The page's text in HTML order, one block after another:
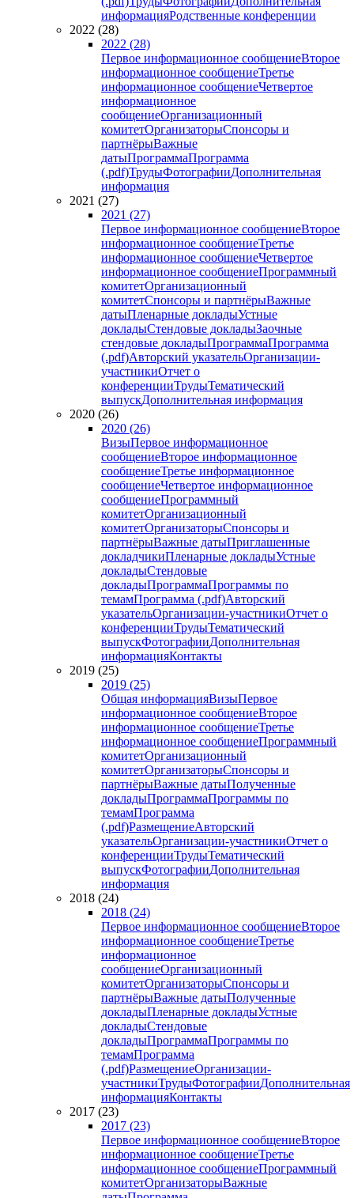
информацияРодственные конференции
2022 (28)
2022 (28)
Первое информационное сообщениеВторое
информационное сообщениеТретье
информационное сообщениеЧетвертое
информационное
сообщениеОрганизационный
комитетОрганизаторыСпонсоры и
партнёрыВажные
датыПрограммаПрограмма
(.pdf)ТрудыФотографииДополнительная
информация
2021 (27)
2021 (27)
Первое информационное сообщениеВторое
информационное сообщениеТретье
информационное сообщениеЧетвертое
информационное сообщениеПрограммный
комитетОрганизационный
комитетСпонсоры и партнёрыВажные
датыПленарные докладыУстные
докладыСтендовые докладыЗаочные
стендовые докладыПрограммаПрограмма
(.pdf)Авторский указательОрганизации-
участникиОтчет о
конференцииТрудыТематический
выпускДополнительная информация
2020 (26)
2020 (26)
ВизыПервое информационное
сообщениеВторое информационное
сообщениеТретье информационное
сообщениеЧетвертое информационное
сообщениеПрограммный
комитетОрганизационный
комитетОрганизаторыСпонсоры и
партнёрыВажные датыПриглашенные
докладчикиПленарные докладыУстные
докладыСтендовые
докладыПрограммаПрограммы по
темамПрограмма (.pdf)Авторский
указательОрганизации-участникиОтчет о
конференцииТрудыТематический
выпускФотографииДополнительная
информацияКонтакты
2019 (25)
2019 (25)
Общая информацияВизыПервое
информационное сообщениеВторое
информационное сообщениеТретье
информационное сообщениеПрограммный
комитетОрганизационный
комитетОрганизаторыСпонсоры и
партнёрыВажные датыПолученные
докладыПрограммаПрограммы по
темамПрограмма
(.pdf)РазмещениеАвторский
указательОрганизации-участникиОтчет о
конференцииТрудыТематический
выпускФотографииДополнительная
информация
2018 (24)
2018 (24)
Первое информационное сообщениеВторое
информационное сообщениеТретье
информационное
сообщениеОрганизационный
комитетОрганизаторыСпонсоры и
партнёрыВажные датыПолученные
докладыПленарные докладыУстные
докладыСтендовые
докладыПрограммаПрограммы по
темамПрограмма
(.pdf)РазмещениеОрганизации-
участникиТрудыФотографииДополнительная
информацияКонтакты
2017 (23)
2017 (23)
Первое информационное сообщениеВторое
информационное сообщениеТретье
информационное сообщениеПрограммный
комитетОрганизаторыВажные